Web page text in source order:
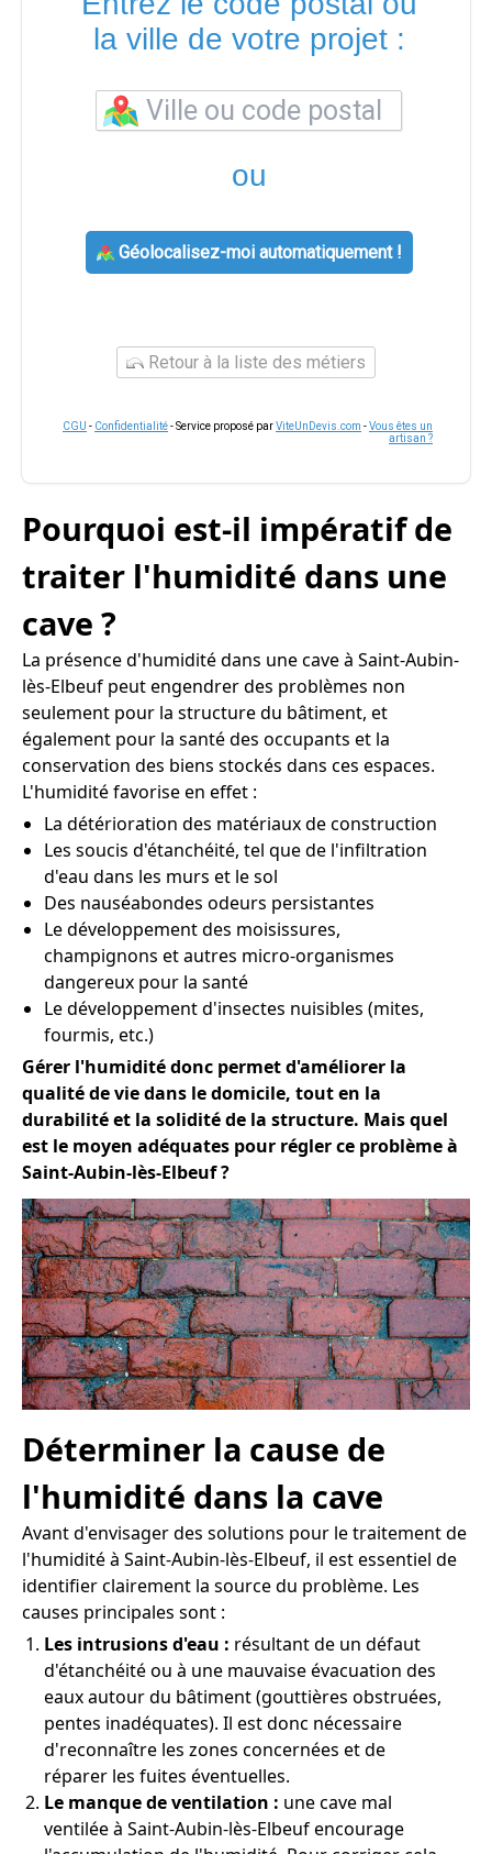
la ville de votre projet :
ou
Géolocalisez-moi automatiquement !
Retour à la liste des métiers
CGU - Confidentialité- Service proposé parViteUnDevis.com -Vous êtes un
artisan ?
Pourquoi est-il impératif de
traiter l'humidité dans une
cave ?
La présence d'humidité dans une cave à Saint-Aubin-
lès-Elbeuf peut engendrer des problèmes non
seulement pour la structure du bâtiment, et
également pour la santé des occupants et la
conservation des biens stockés dans ces espaces.
L'humidité favorise en effet :
La détérioration des matériaux de construction
Les soucis d'étanchéité, tel que de l'infiltration
d'eau dans les murs et le sol
Des nauséabondes odeurs persistantes
Le développement des moisissures,
champignons et autres micro-organismes
dangereux pour la santé
Le développement d'insectes nuisibles (mites,
fourmis, etc.)
Gérer l'humidité donc permet d'améliorer la
qualité de vie dans le domicile, tout en la
durabilité et la solidité de la structure. Mais quel
est le moyen adéquates pour régler ce problème à
Saint-Aubin-lès-Elbeuf ?
Déterminer la cause de
l'humidité dans la cave
Avant d'envisager des solutions pour le traitement de
l'humidité à Saint-Aubin-lès-Elbeuf, il est essentiel de
identifier clairement la source du problème. Les
causes principales sont :
Les intrusions d'eau : résultant de un défaut
d'étanchéité ou à une mauvaise évacuation des
eaux autour du bâtiment (gouttières obstruées,
pentes inadéquates). Il est donc nécessaire
d'reconnaître les zones concernées et de
réparer les fuites éventuelles.
Le manque de ventilation : une cave mal
ventilée à Saint-Aubin-lès-Elbeuf encourage